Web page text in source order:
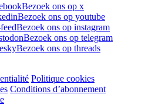
Bezoek ons op x
Bezoek ons op youtube
Bezoek ons op instagram
Bezoek ons op telegram
Bezoek ons op threads
Politique cookies
Conditions d’abonnement